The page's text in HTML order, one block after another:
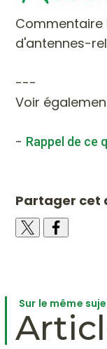
Commentaire
d'antennes-
---
Voir
- Rappel de ce
Partager cet
Sur le même